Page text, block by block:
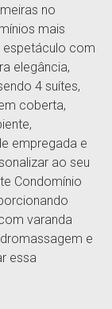
no
mais
espetáculo com
elegância,
4 suítes,
coberta,
empregada e
ao seu
Condomínio
varanda
e
essa